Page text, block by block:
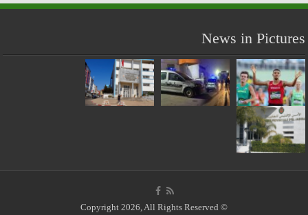
News in Pictures
© Copyright 2026, All Rights Reserved